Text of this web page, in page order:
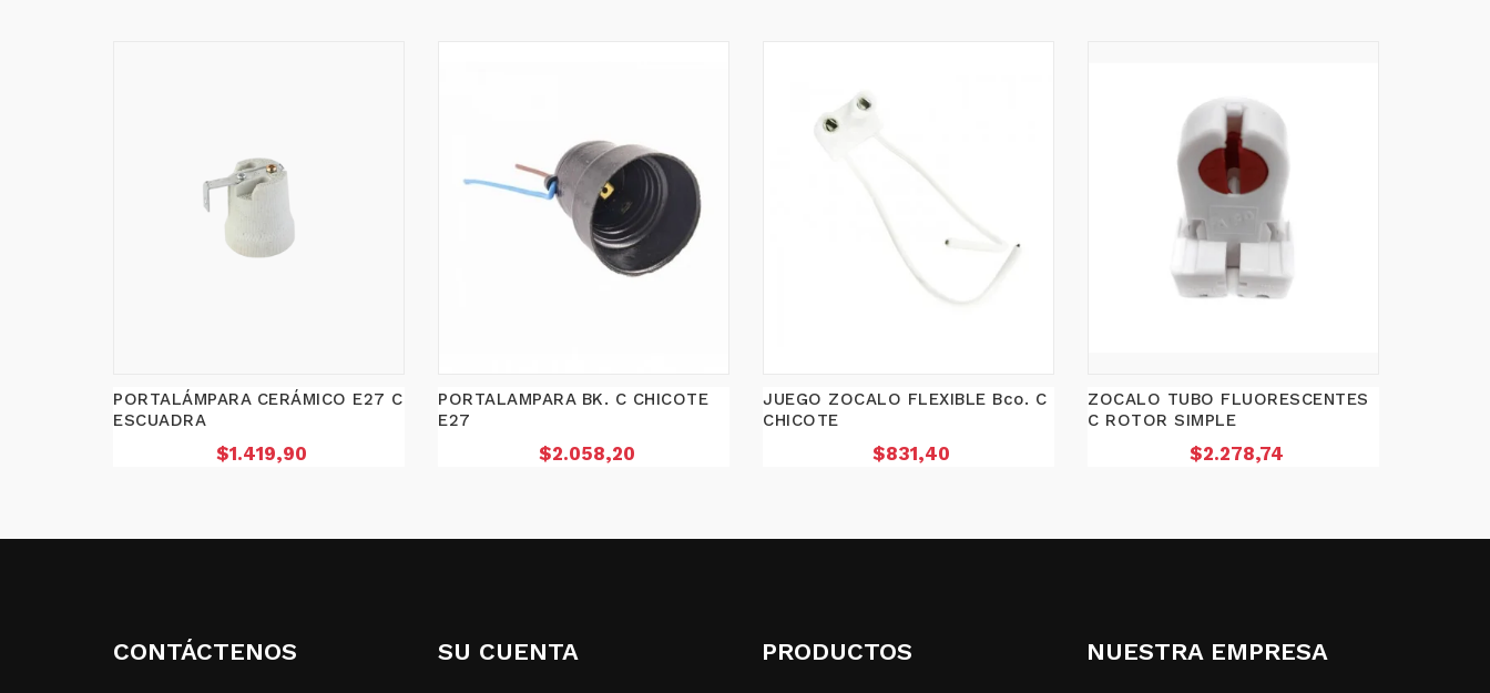
PORTALÁMPARA CERÁMICO E27 C
ESCUADRA
Precio
$1.419,90
PORTALAMPARA BK. C CHICOTE
E27
Precio
$2.058,20
JUEGO ZOCALO FLEXIBLE Bco. C
CHICOTE
Precio
$831,40
ZOCALO TUBO FLUORESCENTES
C ROTOR SIMPLE
Precio
$2.278,74
CONTÁCTENOS SU CUENTA PRODUCTOS NUESTRA EMPRESA